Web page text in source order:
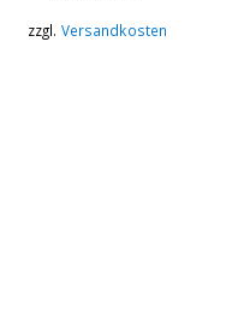
zzgl. Versandkosten